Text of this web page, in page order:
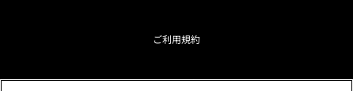
ご利用規約
プライバシーポリシー